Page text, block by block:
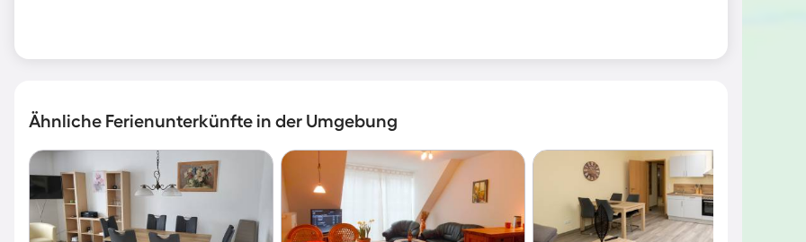
Ähnliche Ferienunterkünfte in der Umgebung